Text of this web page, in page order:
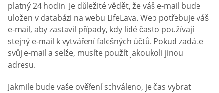
platný 24 hodin. Je důležité vědět, že váš e-mail bude
uložen v databázi na webu LifeLava. Web potřebuje váš
e-mail, aby zastavil případy, kdy lidé často používají
stejný e-mail k vytváření falešných účtů. Pokud zadáte
svůj e-mail a selže, musíte použít jakoukoli jinou
adresu.
Jakmile bude vaše ověření schváleno, je čas vybrat